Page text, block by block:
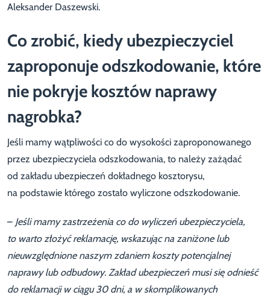
Aleksander Daszewski.
Co zrobić, kiedy ubezpieczyciel
zaproponuje odszkodowanie, które
nie pokryje kosztów naprawy
nagrobka?
Jeśli mamy wątpliwości co do wysokości zaproponowanego
przez ubezpieczyciela odszkodowania, to należy zażądać
od zakładu ubezpieczeń dokładnego kosztorysu,
na podstawie którego zostało wyliczone odszkodowanie.
– Jeśli mamy zastrzeżenia co do wyliczeń ubezpieczyciela,
to warto złożyć reklamację, wskazując na zaniżone lub
nieuwzględnione naszym zdaniem koszty potencjalnej
naprawy lub odbudowy. Zakład ubezpieczeń musi się odnieść
do reklamacji w ciągu 30 dni, a w skomplikowanych